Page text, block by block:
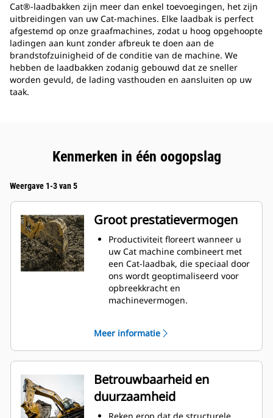
Cat®-laadbakken zijn meer dan enkel toevoegingen, het zijn
uitbreidingen van uw Cat-machines. Elke laadbak is perfect
afgestemd op onze graafmachines, zodat u hoog opgehoopte
ladingen aan kunt zonder afbreuk te doen aan de
brandstofzuinigheid of de conditie van de machine. We
hebben de laadbakken zodanig gebouwd dat ze sneller
worden gevuld, de lading vasthouden en aansluiten op uw
taak.
Kenmerken in één oogopslag
Weergave 1-3 van 5
Groot prestatievermogen
Productiviteit floreert wanneer u
uw Cat machine combineert met
een Cat-laadbak, die speciaal door
ons wordt geoptimaliseerd voor
opbreekkracht en
machinevermogen.
materiaalstroom in de laadbak. De
extra ruimte voor de hiel zorgt
ervoor dat de bodem van de
laadbak niet blijft slepen,
waardoor de onderhoudskosten
worden verminderd.
Het brandstofverbruik is het
Meer informatie
Betrouwbaarheid en
duurzaamheid